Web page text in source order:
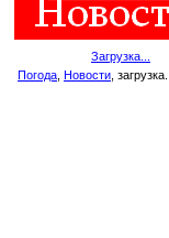
Загрузка...
Погода Новости , загрузка...